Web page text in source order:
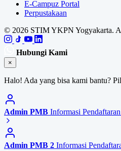
E-Campuz Portal
Perpustakaan
© 2026 STIM YKPN Yogyakarta.
Hubungi Kami
×
Halo! Ada yang bisa kami bantu?
Admin PMB Informasi
Admin PMB 2 Informasi